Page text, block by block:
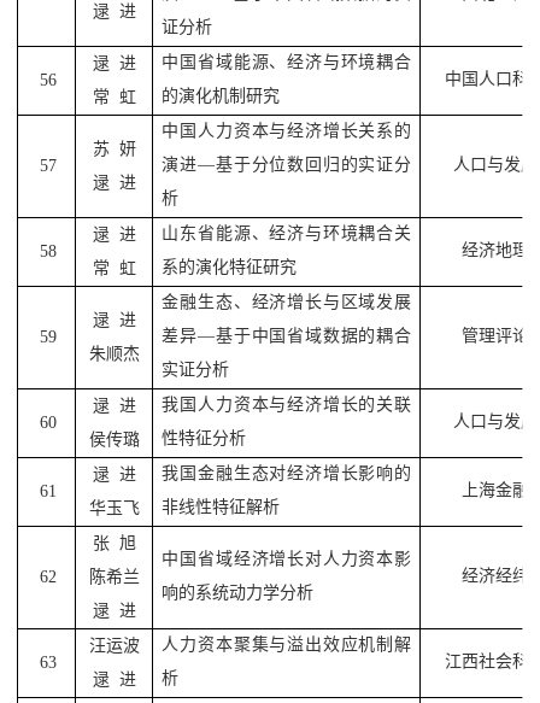
逯 进
证分析
56
逯 进
常 虹
中国省域能源、经济与环境耦合
的演化机制研究
中国人口科
57
苏 妍
逯 进
中国人力资本与经济增长关系的
演进—基于分位数回归的实证分
析
人口与发展
58
逯 进
常 虹
山东省能源、经济与环境耦合关
系的演化特征研究
经济地理
59
逯 进
朱顺杰
金融生态、经济增长与区域发展
差异—基于中国省域数据的耦合
实证分析
管理评论
60
逯 进
侯传璐
我国人力资本与经济增长的关联
性特征分析
人口与发展
61
逯 进
华玉飞
我国金融生态对经济增长影响的
非线性特征解析
上海金融
62
张 旭
陈希兰
逯 进
中国省域经济增长对人力资本影
响的系统动力学分析
经济经纬
63
汪运波
逯 进
人力资本聚集与溢出效应机制解
析
江西社会科